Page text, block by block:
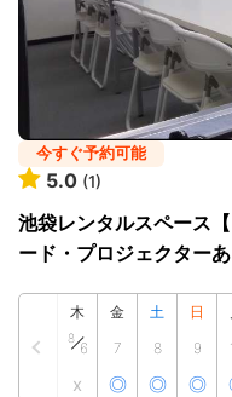
今すぐ予約可能
5.0 (1)
池袋レンタルスペース
ード・プロジェクターあ
木
8
6
x
金
7
◎
土
8
◎
日
9
◎